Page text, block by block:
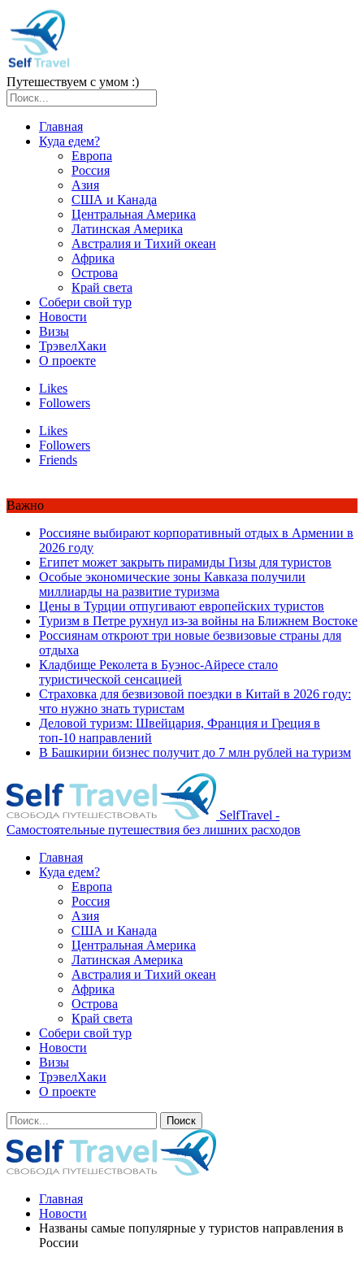
Путешествуем с умом :)
Главная
Куда едем?
Европа
Россия
Азия
США и Канада
Центральная Америка
Латинская Америка
Австралия и Тихий океан
Африка
Острова
Край света
Собери свой тур
Новости
Визы
ТрэвелХаки
О проекте
Likes
Followers
Likes
Followers
Friends
Важно
Россияне выбирают корпоративный отдых в Армении в
2026 году
Египет может закрыть пирамиды Гизы для туристов
Особые экономические зоны Кавказа получили
миллиарды на развитие туризма
Цены в Турции отпугивают европейских туристов
Туризм в Петре рухнул из-за войны на Ближнем Востоке
Россиянам откроют три новые безвизовые страны для
отдыха
Кладбище Реколета в Буэнос-Айресе стало
туристической сенсацией
Страховка для безвизовой поездки в Китай в 2026 году:
что нужно знать туристам
Деловой туризм: Швейцария, Франция и Греция в
топ-10 направлений
В Башкирии бизнес получит до 7 млн рублей на туризм
SelfTravel -
Самостоятельные путешествия без лишних расходов
Главная
Куда едем?
Европа
Россия
Азия
США и Канада
Центральная Америка
Латинская Америка
Австралия и Тихий океан
Африка
Острова
Край света
Собери свой тур
Новости
Визы
ТрэвелХаки
О проекте
Главная
Новости
Названы самые популярные у туристов направления в
России